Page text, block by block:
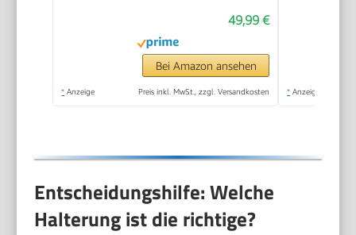
Überhitzungs- &
Kippschutz, 12 Std.
Timer, Elektroheizung
für Räume
49,99 €
Bei Amazon ansehen
* Anzeige Preis inkl. MwSt., zzgl. Versandkosten * Anzeige
Entscheidungshilfe: Welche
Halterung ist die richtige?